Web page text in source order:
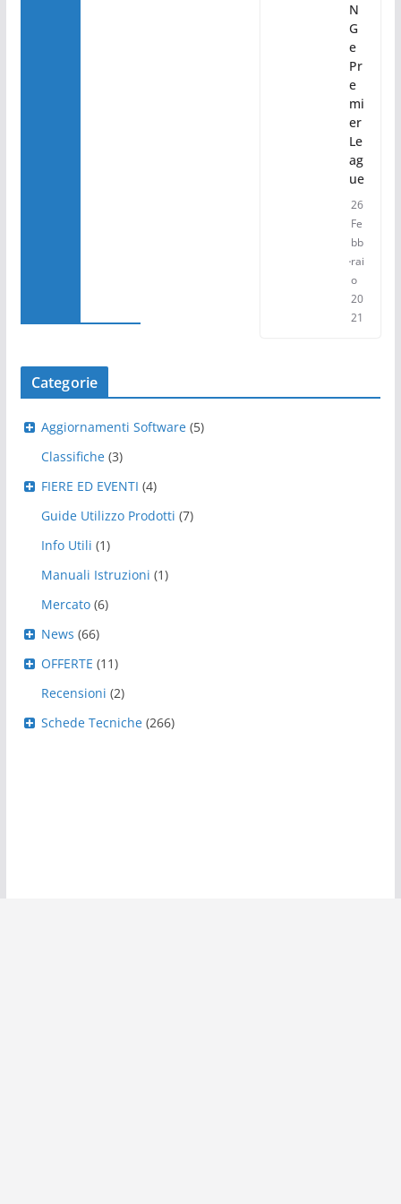
N
G
e
Pr
e
mi
er
Le
ag
ue
26
Fe
bb
rai
o
20
21
Categorie
Aggiornamenti Software (5)
Classifiche (3)
FIERE ED EVENTI (4)
Guide Utilizzo Prodotti (7)
Info Utili (1)
Manuali Istruzioni (1)
Mercato (6)
News (66)
OFFERTE (11)
Recensioni (2)
Schede Tecniche (266)